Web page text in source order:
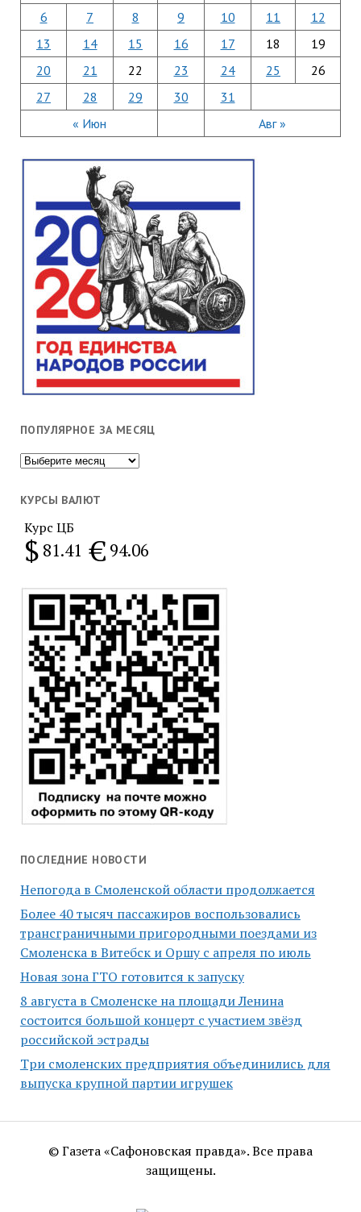
« Июн Авг »
6
7 8 9 10 11
12
13
14 15 16 17 18
19
20
21 22 23 24 25
26
27
28 29 30 31
ПОПУЛЯРНОЕ ЗА МЕСЯЦ
Популярное
месяц
КУРСЫ ВАЛЮТ
Курс ЦБ
$ 81.41 € 94.06
ПОСЛЕДНИЕ НОВОСТИ
Непогода в Смоленской области продолжается
Более 40 тысяч пассажиров воспользовались
трансграничными пригородными поездами из
Смоленска в Витебск и Оршу с апреля по июль
Новая зона ГТО готовится к запуску
8 августа в Смоленске на площади Ленина
состоится большой концерт с участием звёзд
российской эстрады
Три смоленских предприятия объединились для
выпуска крупной партии игрушек
© Газета «Сафоновская правда». Все права
защищены.